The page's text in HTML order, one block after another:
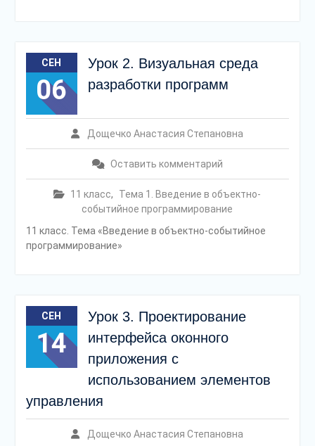
СЕН
06
Урок 2. Визуальная среда
разработки программ
Дощечко Анастасия Степановна
Оставить комментарий
11 класс,
Тема 1. Введение в объектно-
событийное программирование
11 класс. Тема «Введение в объектно-событийное
программирование»
СЕН
14
Урок 3. Проектирование
интерфейса оконного
приложения с
использованием элементов
управления
Дощечко Анастасия Степановна